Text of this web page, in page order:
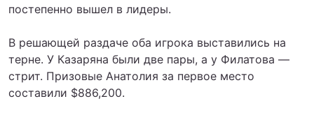
постепенно вышел в лидеры.
В решающей раздаче оба игрока выставились на
терне. У Казаряна были две пары, а у Филатова —
стрит. Призовые Анатолия за первое место
составили $886,200.